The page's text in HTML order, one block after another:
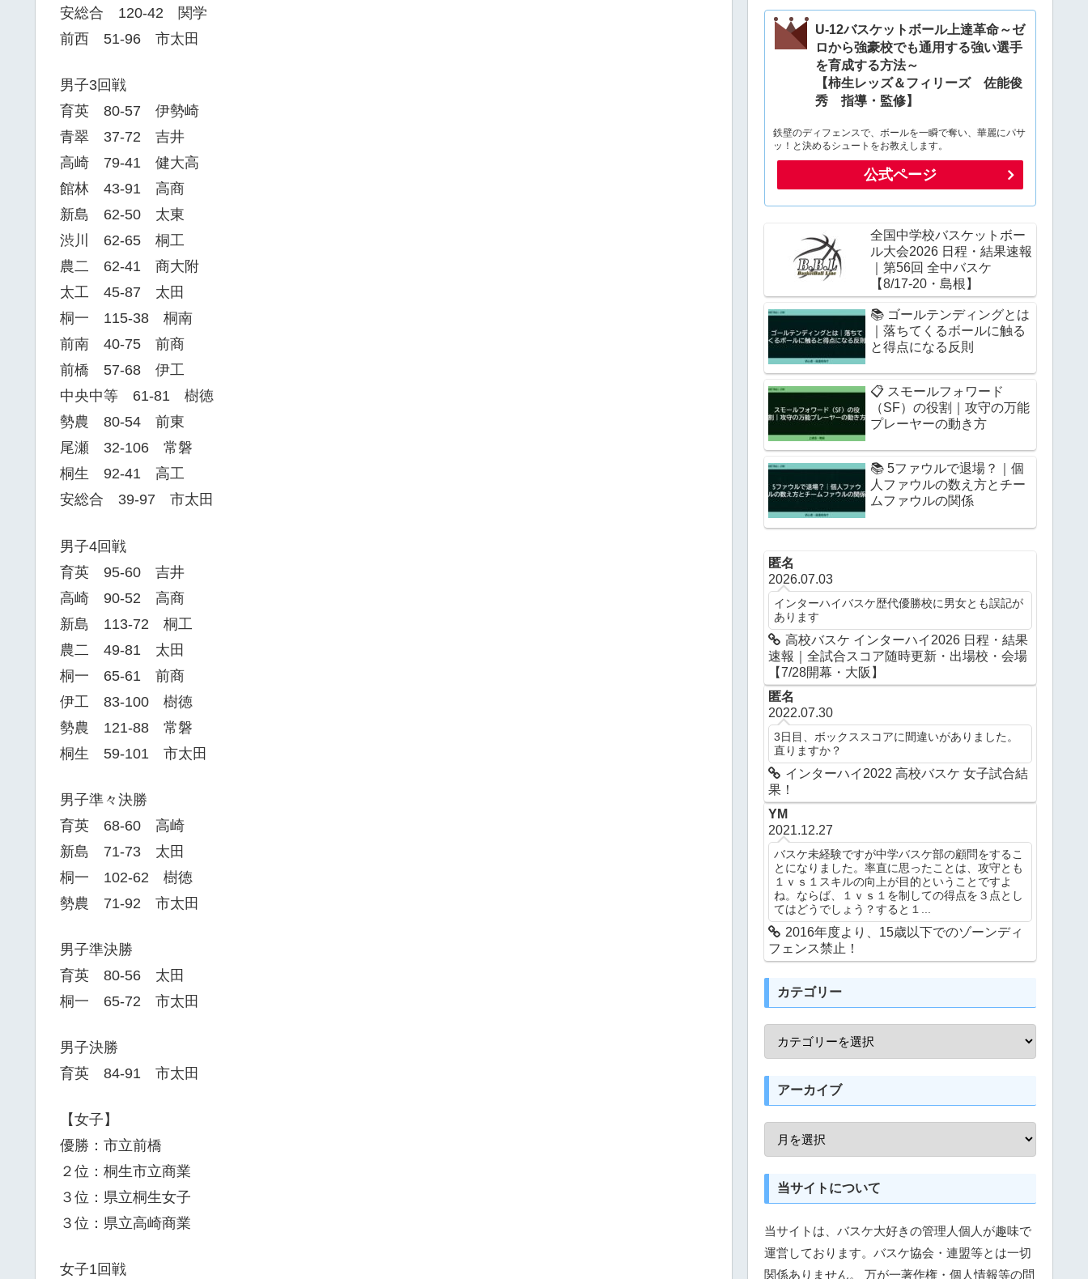
安総合 120-42 関学
前西 51-96 市太田
男子3回戦
育英 80-57 伊勢崎
青翠 37-72 吉井
高崎 79-41 健大高
館林 43-91 高商
新島 62-50 太東
渋川 62-65 桐工
農二 62-41 商大附
太工 45-87 太田
桐一 115-38 桐南
前南 40-75 前商
前橋 57-68 伊工
中央中等 61-81 樹徳
勢農 80-54 前東
尾瀬 32-106 常磐
桐生 92-41 高工
安総合 39-97 市太田
男子4回戦
育英 95-60 吉井
高崎 90-52 高商
新島 113-72 桐工
農二 49-81 太田
桐一 65-61 前商
伊工 83-100 樹徳
勢農 121-88 常磐
桐生 59-101 市太田
男子準々決勝
育英 68-60 高崎
新島 71-73 太田
桐一 102-62 樹徳
勢農 71-92 市太田
男子準決勝
育英 80-56 太田
桐一 65-72 市太田
男子決勝
育英 84-91 市太田
【女子】
優勝：市立前橋
２位：桐生市立商業
３位：県立桐生女子
３位：県立高崎商業
女子1回戦
U-12バスケットボール上達革命～ゼ
ロから強豪校でも通用する強い選手
を育成する方法～
【柿生レッズ＆フィリーズ 佐能俊
秀 指導・監修】
鉄壁のディフェンスで、ボールを一瞬で奪い、華麗にパサ
ッ！と決めるシュートをお教えします。
公式ページ
全国中学校バスケットボー
ル大会2026 日程・結果速報
｜第56回 全中バスケ
【8/17-20・島根】
📚 ゴールテンディングとは
｜落ちてくるボールに触る
と得点になる反則
📋 スモールフォワード
（SF）の役割｜攻守の万能
プレーヤーの動き方
📚 5ファウルで退場？｜個
人ファウルの数え方とチー
ムファウルの関係
匿名
2026.07.03
インターハイバスケ歴代優勝校に男女とも誤記が
あります
高校バスケ インターハイ2026 日程・結果
速報｜全試合スコア随時更新・出場校・会場
【7/28開幕・大阪】
匿名
2022.07.30
3日目、ボックススコアに間違いがありました。
直りますか？
インターハイ2022 高校バスケ 女子試合結
果！
YM
2021.12.27
バスケ未経験ですが中学バスケ部の顧問をするこ
とになりました。率直に思ったことは、攻守とも
１ｖｓ１スキルの向上が目的ということですよ
ね。ならば、１ｖｓ１を制しての得点を３点とし
てはどうでしょう？すると１...
2016年度より、15歳以下でのゾーンディ
フェンス禁止！
カテゴリー
アーカイブ
当サイトについて
当サイトは、バスケ大好きの管理人個人が趣味で
運営しております。バスケ協会・連盟等とは一切
関係ありません。 万が一著作権・個人情報等の問